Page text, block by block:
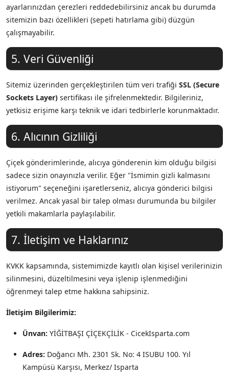
ayarlarınızdan çerezleri reddedebilirsiniz ancak bu durumda
sitemizin bazı özellikleri (sepeti hatırlama gibi) düzgün
çalışmayabilir.
5. Veri Güvenliği
Sitemiz üzerinden gerçekleştirilen tüm veri trafiği SSL (Secure
Sockets Layer) sertifikası ile şifrelenmektedir. Bilgileriniz,
yetkisiz erişime karşı teknik ve idari tedbirlerle korunmaktadır.
6. Alıcının Gizliliği
Çiçek gönderimlerinde, alıcıya gönderenin kim olduğu bilgisi
sadece sizin onayınızla verilir. Eğer "İsmimin gizli kalmasını
istiyorum" seçeneğini işaretlerseniz, alıcıya gönderici bilgisi
verilmez. Ancak yasal bir talep olması durumunda bu bilgiler
yetkili makamlarla paylaşılabilir.
7. İletişim ve Haklarınız
KVKK kapsamında, sistemimizde kayıtlı olan kişisel verilerinizin
silinmesini, düzeltilmesini veya işlenip işlenmediğini
öğrenmeyi talep etme hakkına sahipsiniz.
İletişim Bilgilerimiz:
Ünvan: YİĞİTBAŞI ÇİÇEKÇİLİK - CicekIsparta.com
Adres: Doğancı Mh. 2301 Sk. No: 4 ISUBU 100. Yıl
Kampüsü Karşısı, Merkez/ Isparta